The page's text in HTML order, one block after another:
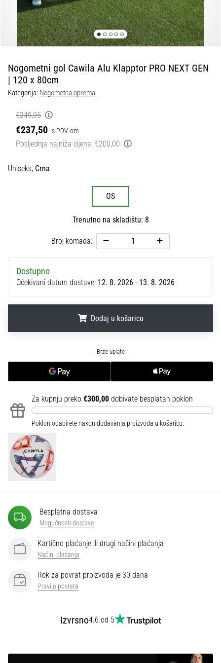
obradu
sportske
opreme
1. 7. 2025
1 min. čitanja
Play
for
More
Victories
Pripremi
se
i
kopačkama
Nike,
adidas
i
Prikaži
sve
članke
Nogometni gol Cawila Alu Klapptor PRO NEXT GEN
| 120 x 80cm
Kategorija: Nogometna oprema
€249,95
€237,50 s PDV-om
Posljednja najniža cijena: €200,00
Uniseks, Crna
OS
Trenutno na skladištu: 8
Broj komada:
Dostupno
Očekivani datum dostave: 12. 8. 2026 - 13. 8. 2026
Dodaj u košaricu
Za kupnju preko €300,00 dobivate besplatan poklon
Poklon odabirete nakon dodavanja proizvoda u košaricu.
Besplatna dostava
Mogućnosti dostave
Kartično plaćanje ili drugi načini plaćanja
Načini plaćanja
Rok za povrat proizvoda je 30 dana
Pravila povrata
Izvrsno4.6 od 5